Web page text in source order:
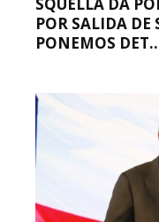
POR SALIDA DE
PONEMOS